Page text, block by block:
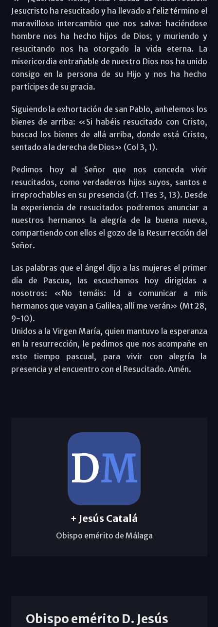
Jesucristo ha resucitado y ha llevado a feliz término el
maravilloso intercambio que nos salva: haciéndose
hombre nos ha hecho hijos de Dios; y muriendo y
resucitando nos ha otorgado la vida eterna. La
misericordia entrañable de nuestro Dios nos ha unido
consigo en la persona de su Hijo y nos ha hecho
partícipes de su gracia.
Siguiendo la exhortación de san Pablo, anhelemos los
bienes de arriba: «Si habéis resucitado con Cristo,
buscad los bienes de allá arriba, donde está Cristo,
sentado a la derecha de Dios» (Col 3, 1).
Pedimos hoy al Señor que nos conceda vivir
resucitados, como verdaderos hijos suyos, santos e
irreprochables en su presencia (cf. 1Tes 3, 13). Desde
la experiencia de resucitados podremos anunciar a
nuestros hermanos la alegría de la buena nueva,
compartiendo con ellos el gozo de la Resurrección del
Señor.
Las palabras que el ángel dijo a las mujeres el primer
día de Pascua, las escuchamos hoy dirigidas a
nosotros: «No temáis: Id a comunicar a mis
hermanos que vayan a Galilea; allí me verán» (Mt 28,
9-10).
Unidos a la Virgen María, quien mantuvo la esperanza
en la resurrección, le pedimos que nos acompañe en
este tiempo pascual, para vivir con alegría la
presencia y el encuentro con el Resucitado. Amén.
+ Jesús Catalá
Obispo emérito de Málaga
Obispo emérito D. Jesús